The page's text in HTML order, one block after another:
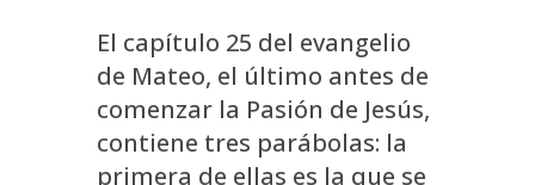
El capítulo 25 del evangelio
de Mateo, el último antes de
comenzar la Pasión de Jesús,
contiene tres parábolas: la
primera de ellas es la que se